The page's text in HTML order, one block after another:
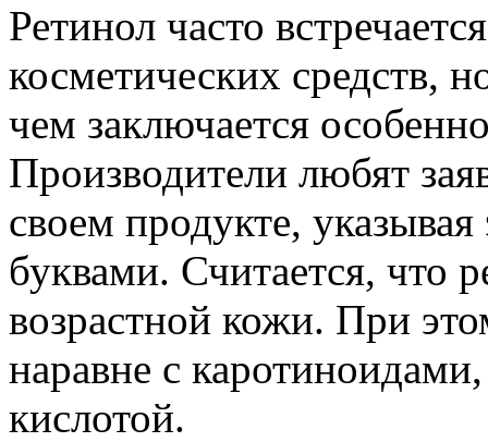
Ретинол часто
косметических средств,
чем заключается
Производители любят
своем продукте,
буквами. Считается, что
возрастной кожи. При
наравне с
кислотой.